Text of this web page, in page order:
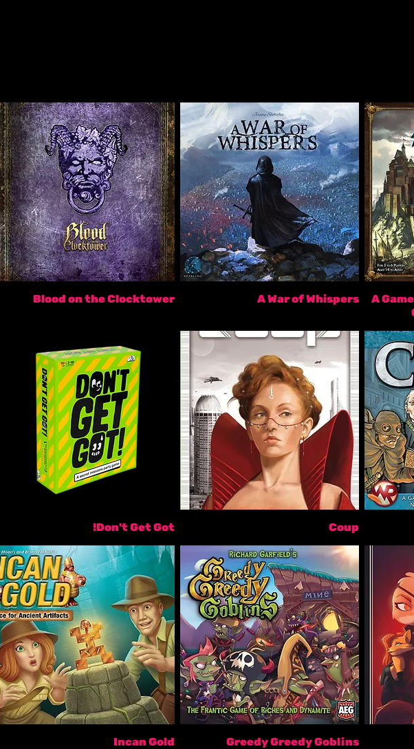
A
A War of Whispers
Blood on the Clocktower
Coup
Don't Get Got!
Greedy Greedy Goblins
Incan Gold